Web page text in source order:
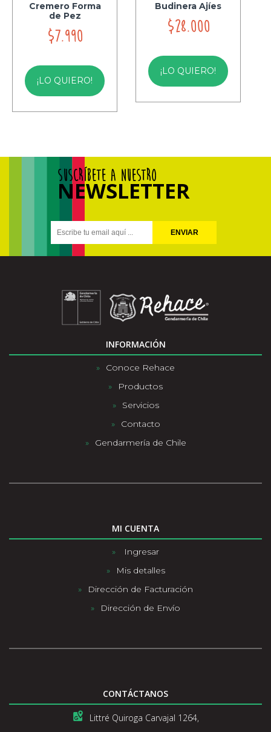
Cremero Forma
de Pez
$7.990
¡LO QUIERO!
Budinera Ajíes
$28.000
¡LO QUIERO!
SUSCRÍBETE A NUESTRO
NEWSLETTER
ENVIAR
INFORMACIÓN
Conoce Rehace
Productos
Servicios
Contacto
Gendarmería de Chile
MI CUENTA
Ingresar
Mis detalles
Dirección de Facturación
Dirección de Envío
CONTÁCTANOS
Littré Quiroga Carvajal 1264,